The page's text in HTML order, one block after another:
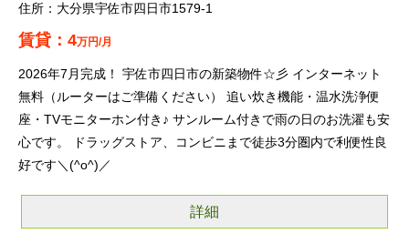
大分県宇佐市四日市1579-1
4万円/月
2026年7月完成！ 宇佐市四日市の新築物件☆彡 インターネット
無料（ルーターはご準備ください） 追い炊き機能・温水洗浄便
座・TVモニターホン付き♪ サンルーム付きで雨の日のお洗濯も安
心です。 ドラッグストア、コンビニまで徒歩3分圏内で利便性良
好です＼(^o^)／
詳細